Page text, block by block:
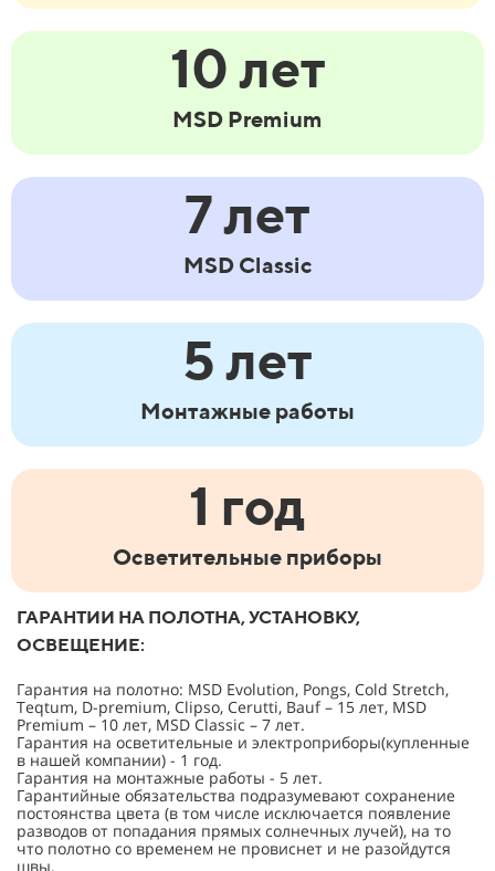
10 лет
MSD Premium
7 лет
MSD Classic
5 лет
Монтажные работы
1 год
Осветительные приборы
ГАРАНТИИ НА ПОЛОТНА, УСТАНОВКУ,
ОСВЕЩЕНИЕ:
Гарантия на полотно: MSD Evolution, Pongs, Cold Stretch,
Teqtum, D-premium, Clipso, Cerutti, Bauf – 15 лет, MSD
Premium – 10 лет, MSD Classic – 7 лет.
Гарантия на осветительные и электроприборы(купленные
в нашей компании) - 1 год.
Гарантия на монтажные работы - 5 лет.
Гарантийные обязательства подразумевают сохранение
постоянства цвета (в том числе исключается появление
разводов от попадания прямых солнечных лучей), на то
что полотно со временем не провиснет и не разойдутся
швы.